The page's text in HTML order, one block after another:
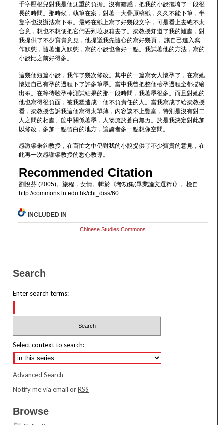
千字壓根兒對我是個沈重的負擔。沒有靈感，把我的小說拖垮了一段很
長的時間。那時候，執筆在案，對著一大疊原稿紙，久久不能下筆，半
隻字也沒辦法寫下來。最終在紙上寫了好幾段文字，可是看上去總不太
合意，想也不想便把它們丟到垃圾箱去了。梁教授知道了我的難處，對
我提供了不少寶貴意見，他提議我先隨心的寫好幾頁， 讓自己進入寫
作狀態，隨著進入狀態，寫的小說也會好一點。我試著他的方法，寫的
小說比之前好得多。
這幾個短篇小說，我作了幾次修改。其中的一篇寫女人懷孕了，在寫她
懷疑自己有孕的過程下了許多筆墨。當中我曾把整個檢孕過程全都描繪
出來。在等待驗孕棒測試結果的那一段時間，我著墨很多。而且對她的
他也寫得很負面，被我塑造成一個不負責任的人。當我寫成了給梁教授
看，梁教授告訴我這個寫得太單薄，內容談不上豐富，特別是沒有對二
人之間的相處、箇中關係著墨，人物流於蒼白無力。於是我決定對此加
以修改，多加一點留白的地方，讓讀者多一點想像空間。
感激梁秉鈞教授，在百忙之中仍對我的小說提供了不少寶貴的意見，在
此再一次感謝梁教授的悉心教導。
Recommended Citation
劉悅芬 (2005)。旅程．女情。輯於《考功集(畢業論文選粹)》。檢自
http://commons.ln.edu.hk/chi_diss/60
INCLUDED IN
Chinese Studies Commons
Search
Enter search terms:
Select context to search:
Advanced Search
Notify me via email orRSS
Browse